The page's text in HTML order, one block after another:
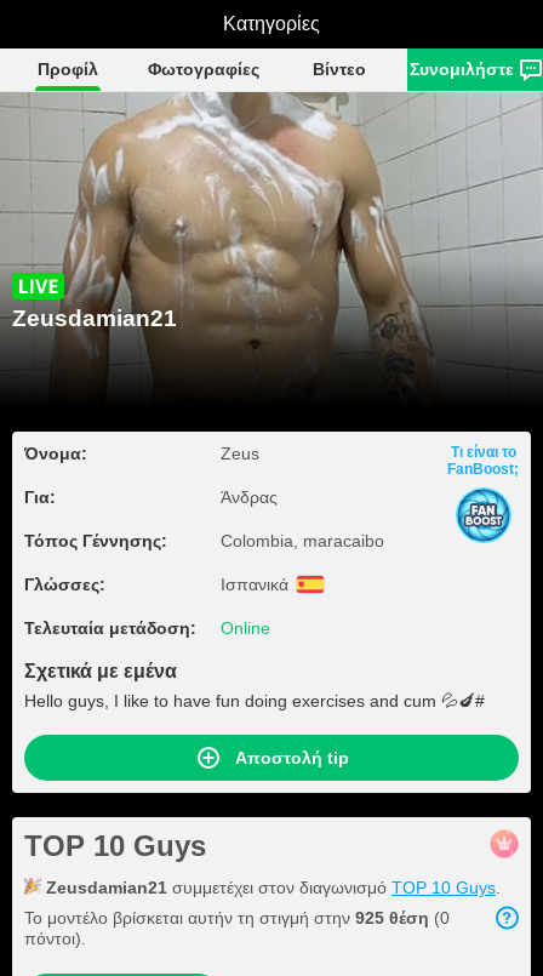
Zeusdamian21
Προφίλ Φωτογραφίες Βίντεο Συνομιλήστε
Zeusdamian21
Όνομα: Zeus
Για: Άνδρας
Τόπος Γέννησης: Colombia, maracaibo
Γλώσσες: Ισπανικά
Τελευταία μετάδοση: Online
Τι είναι το
FanBoost;
Σχετικά με εμένα
Hello guys, I like to have fun doing exercises and cum 💦🍆#
Αποστολή tip
TOP 10 Guys
Zeusdamian21 συμμετέχει στον διαγωνισμό TOP 10 Guys
Το μοντέλο βρίσκεται αυτήν τη στιγμή στην 925 θέση (0
πόντοι).
Κατηγορίες